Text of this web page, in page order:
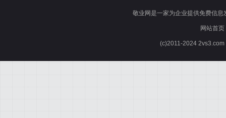
敬业网是一家为企业提供免费信
网站首页
(c)2011-2024